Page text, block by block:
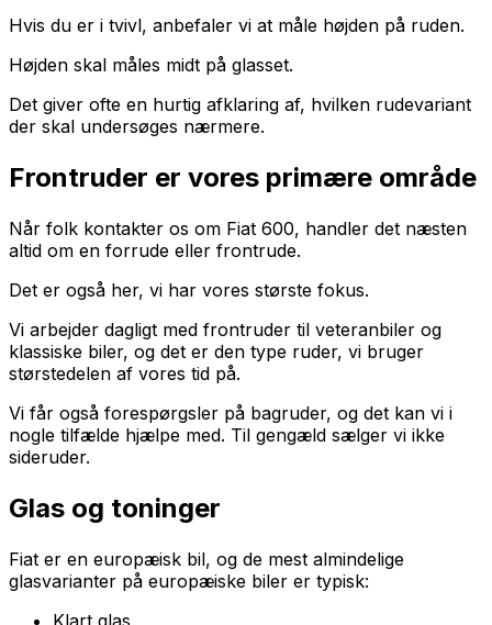
Hvis du er i tvivl, anbefaler vi at måle højden på ruden.
Højden skal måles midt på glasset.
Det giver ofte en hurtig afklaring af, hvilken rudevariant
der skal undersøges nærmere.
Frontruder er vores primære område
Når folk kontakter os om Fiat 600, handler det næsten
altid om en forrude eller frontrude.
Det er også her, vi har vores største fokus.
Vi arbejder dagligt med frontruder til veteranbiler og
klassiske biler, og det er den type ruder, vi bruger
størstedelen af vores tid på.
Vi får også forespørgsler på bagruder, og det kan vi i
nogle tilfælde hjælpe med. Til gengæld sælger vi ikke
sideruder.
Glas og toninger
Fiat er en europæisk bil, og de mest almindelige
glasvarianter på europæiske biler er typisk: